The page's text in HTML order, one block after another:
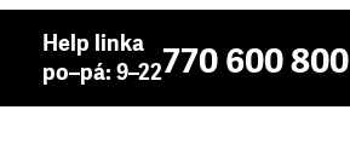
Help linka
po–pá: 9–22770 600 800